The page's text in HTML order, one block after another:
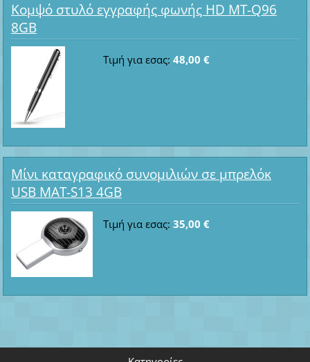
Κομψό στυλό εγγραφής φωνής HD MT-Q96
8GB
Τιμή για εσας: 48,00 €
Μίνι καταγραφικό συνομιλιών σε μπρελόκ
USB MAT-S13 4GB
Τιμή για εσας: 35,00 €